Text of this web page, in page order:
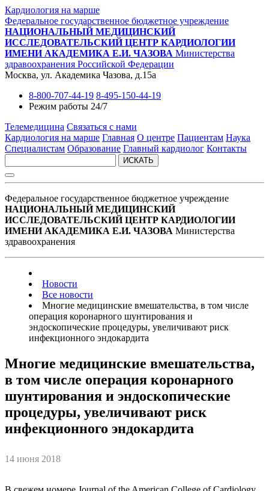
Кардиология на марше
Федеральное государственное бюджетное учреждение
НАЦИОНАЛЬНЫЙ МЕДИЦИНСКИЙ
ИССЛЕДОВАТЕЛЬСКИЙ ЦЕНТР КАРДИОЛОГИИ
ИМЕНИ АКАДЕМИКА Е.И. ЧАЗОВА Министерства
здравоохранения Российской Федерации
Москва, ул. Академика Чазова, д.15а
8-800-707-44-19 8-495-150-44-19
Режим работы 24/7
Телемедицина Связаться с нами
Кардиология на марше Главная О центре Пациентам Наука
Специалистам Образование Главный кардиолог Контакты
ИСКАТЬ
Федеральное государственное бюджетное учреждение
НАЦИОНАЛЬНЫЙ МЕДИЦИНСКИЙ
ИССЛЕДОВАТЕЛЬСКИЙ ЦЕНТР КАРДИОЛОГИИ
ИМЕНИ АКАДЕМИКА Е.И. ЧАЗОВА Министерства
здравоохранения
Новости
Все новости
Многие медицинские вмешательства, в том числе
операция коронарного шунтирования и
эндоскопические процедуры, увеличивают риск
инфекционного эндокардита
Многие медицинские вмешательства,
в том числе операция коронарного
шунтирования и эндоскопические
процедуры, увеличивают риск
инфекционного эндокардита
14 июня 2018